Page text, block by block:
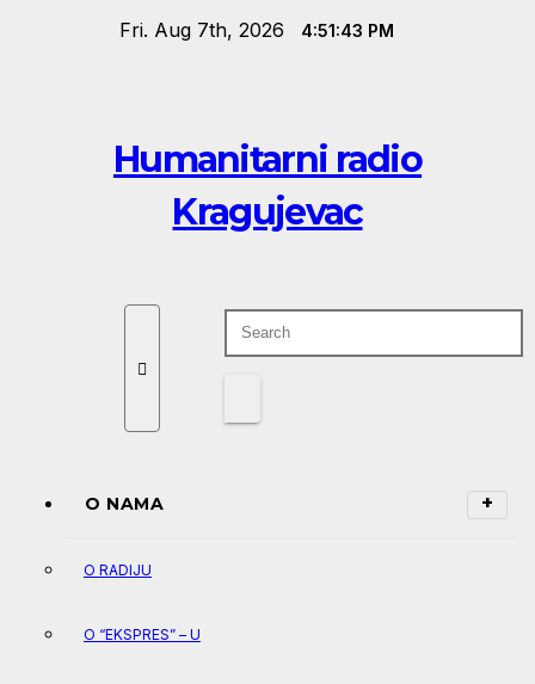
Fri. Aug 7th, 2026 4:51:44 PM
Humanitarni radio
Kragujevac
O NAMA
O RADIJU
O “EKSPRES” – U